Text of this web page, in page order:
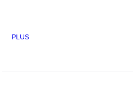
PLUS